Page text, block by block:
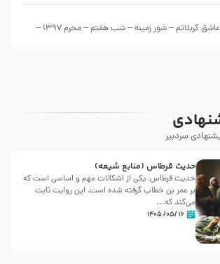
من غلام نوکراتم من عاشق کربلاتم – شور زمینه – شب هفتم – محرم 1397 –
سردبیر
حدیث قرطاس (منابع شیعه)
حدیث قرطاس، یکی از اشکالات مهم و اساسی است که
بر عمر بن خطاب گرفته شده است، این روایت ثابت
می‌کند که...
۱۶ /۰۵/ ۱۴۰۵